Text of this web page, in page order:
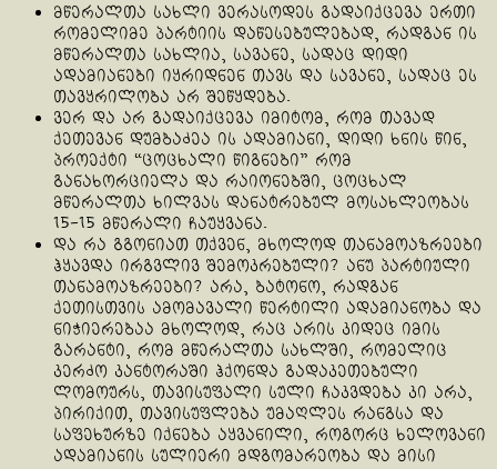
მწერალთა სახლი ვერასოდეს გადაიქცევა ერთი
რომელიმე პარტიის დაწესებულებად, რადგან ის
მწერალთა სახლია, სავანე, სადაც დიდი
ადამიანები იყრიდნენ თავს და სავანე, სადაც ეს
თავყრილობა არ შეწყდება.
ვერ და არ გადაიქცევა იმიტომ, რომ თავად
ქეთევან დუმბაძეა ის ადამიანი, დიდი ხნის წინ,
პროექტი “ცოცხალი წიგნები” რომ
განახორციელა და რაიონებში, ცოცხალ
მწერალთა ხილვას დანატრებულ მოსახლეობას
15-15 მწერალი ჩაუყვანა.
და რა გგონიათ თქვენ, მხოლოდ თანამოაზრეები
ჰყავდა ირგვლივ შემოკრებული? ანუ პარტიული
თანამოაზრეები? არა, ბატონო, რადგან
ქეთისთვის ამომავალი წერტილი ადამიანობა და
ნიჭიერებაა მხოლოდ, რაც არის კიდეც იმის
გარანტი, რომ მწერალთა სახლში, რომელიც
კერძო კანტორაში ჰქონდა გადაკეთებული
ლომოურს, თავისუფალი სული ჩაკვდება კი არა,
პირიქით, თავისუფლება უმაღლეს რანგსა და
საფეხურზე იქნება აყვანილი, როგორც ხელოვანი
ადამიანის სულიერი მდგომარეობა და მისი